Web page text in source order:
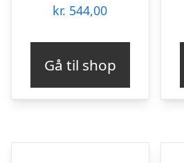
kr. 544,00
Gå til shop